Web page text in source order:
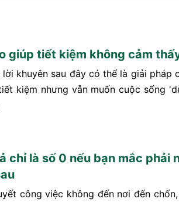
giúp tiết kiệm không cảm
lời khuyên sau đây có thể là giải pháp
kiệm nhưng vẫn muốn cuộc sống
chỉ là số 0 nếu bạn mắc phải
công việc không đến nơi đến